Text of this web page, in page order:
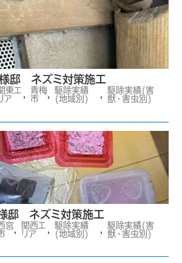
邸 ネズミ対策施工
東エ
ア
青梅
市
駆除実績
(地域別)
駆除実績(害
獣・害虫別)
邸 ネズミ対策施工
宮
関西エ
リア
駆除実績
(地域別)
駆除実績(害
獣・害虫別)